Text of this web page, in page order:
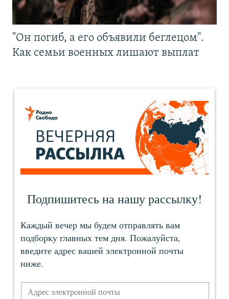
"Он погиб, а его объявили беглецом".
Как семьи военных лишают выплат